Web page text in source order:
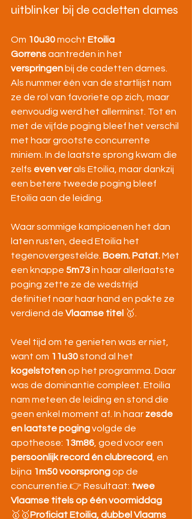
uitblinker bij de cadetten dames
Om 10u30 mocht Etoilia
Gorrens aantreden in het
verspringen bij de cadetten dames.
Als nummer één van de startlijst nam
ze de rol van favoriete op zich, maar
eenvoudig werd het allerminst. Tot en
met de vijfde poging bleef het verschil
met haar grootste concurrente
miniem. In de laatste sprong kwam die
zelfs even ver als Etoilia, maar dankzij
een betere tweede poging bleef
Etoilia aan de leiding.
Waar sommige kampioenen het dan
laten rusten, deed Etoilia het
tegenovergestelde. Boem. Patat. Met
een knappe 5m73 in haar allerlaatste
poging zette ze de wedstrijd
definitief naar haar hand en pakte ze
verdiend de Vlaamse titel 🥇.
Veel tijd om te genieten was er niet,
want om 11u30 stond al het
kogelstoten op het programma. Daar
was de dominantie compleet. Etoilia
nam meteen de leiding en stond die
geen enkel moment af. In haar zesde
en laatste poging volgde de
apotheose: 13m86 , goed voor een
persoonlijk record én clubrecord
, en
bijna 1m50 voorsprong op de
concurrentie.👉 Resultaat: twee
Vlaamse titels op één voormiddag
🥇🥇Proficiat Etoilia, dubbel Vlaams